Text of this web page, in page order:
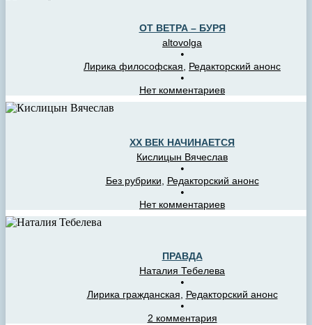
ОТ ВЕТРА – БУРЯ
altovolga
•
Лирика философская, Редакторский анонс
•
Нет комментариев
ХХ ВЕК НАЧИНАЕТСЯ
Кислицын Вячеслав
•
Без рубрики Редакторский анонс
•
Нет комментариев
ПРАВДА
Наталия Тебелева
•
Лирика гражданская, Редакторский анонс
•
2 комментария